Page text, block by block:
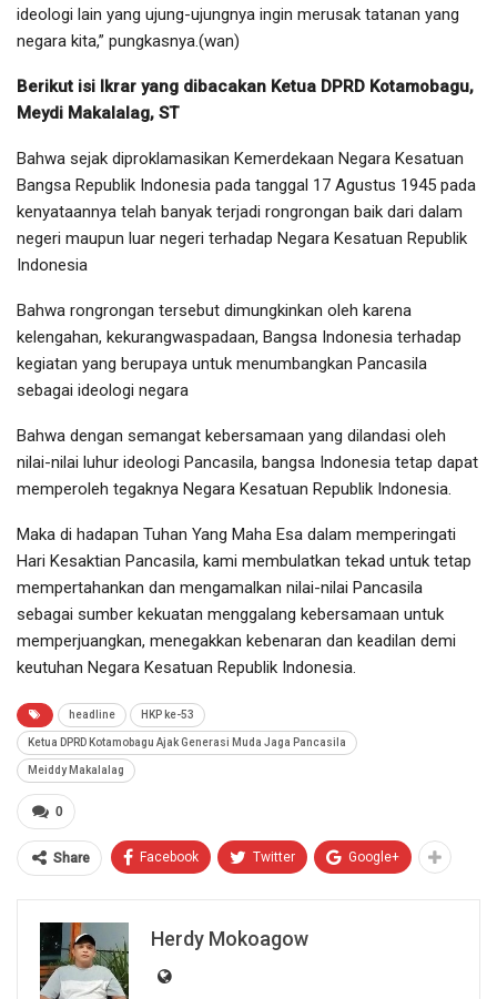
ideologi lain yang ujung-ujungnya ingin merusak tatanan yang
negara kita,” pungkasnya.(wan)
Berikut isi Ikrar yang dibacakan Ketua DPRD Kotamobagu,
Meydi Makalalag, ST
Bahwa sejak diproklamasikan Kemerdekaan Negara Kesatuan
Bangsa Republik Indonesia pada tanggal 17 Agustus 1945 pada
kenyataannya telah banyak terjadi rongrongan baik dari dalam
negeri maupun luar negeri terhadap Negara Kesatuan Republik
Indonesia
Bahwa rongrongan tersebut dimungkinkan oleh karena
kelengahan, kekurangwaspadaan, Bangsa Indonesia terhadap
kegiatan yang berupaya untuk menumbangkan Pancasila
sebagai ideologi negara
Bahwa dengan semangat kebersamaan yang dilandasi oleh
nilai-nilai luhur ideologi Pancasila, bangsa Indonesia tetap dapat
memperoleh tegaknya Negara Kesatuan Republik Indonesia.
Maka di hadapan Tuhan Yang Maha Esa dalam memperingati
Hari Kesaktian Pancasila, kami membulatkan tekad untuk tetap
mempertahankan dan mengamalkan nilai-nilai Pancasila
sebagai sumber kekuatan menggalang kebersamaan untuk
memperjuangkan, menegakkan kebenaran dan keadilan demi
keutuhan Negara Kesatuan Republik Indonesia.
headline HKP ke-53
Ketua DPRD Kotamobagu Ajak Generasi Muda Jaga Pancasila
Meiddy Makalalag
0
Share Facebook Twitter Google+
Herdy Mokoagow